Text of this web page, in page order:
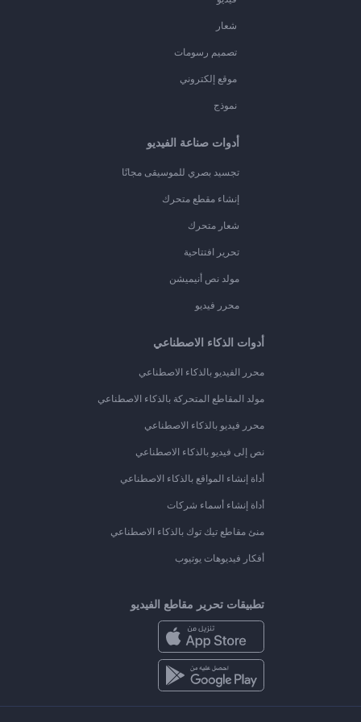
شعار
تصميم رسومات
موقع إلكتروني
نموذج
أدوات صناعة الفيديو
تجسيد بصري للموسيقى مجانًا
إنشاء مقطع متحرك
شعار متحرك
تحرير افتتاحية
مولد نص أنيميشن
محرر فيديو
أدوات الذكاء الاصطناعي
محرر الفيديو بالذكاء الاصطناعي
مولد المقاطع المتحركة بالذكاء الاصطناعي
محرر فيديو بالذكاء الاصطناعي
نص إلى فيديو بالذكاء الاصطناعي
أداة إنشاء المواقع بالذكاء الاصطناعي
أداة إنشاء أسماء شركات
منئ مقاطع تيك توك بالذكاء الاصطناعي
أفكار فيديوهات يوتيوب
تطبيقات تحرير مقاطع الفيديو